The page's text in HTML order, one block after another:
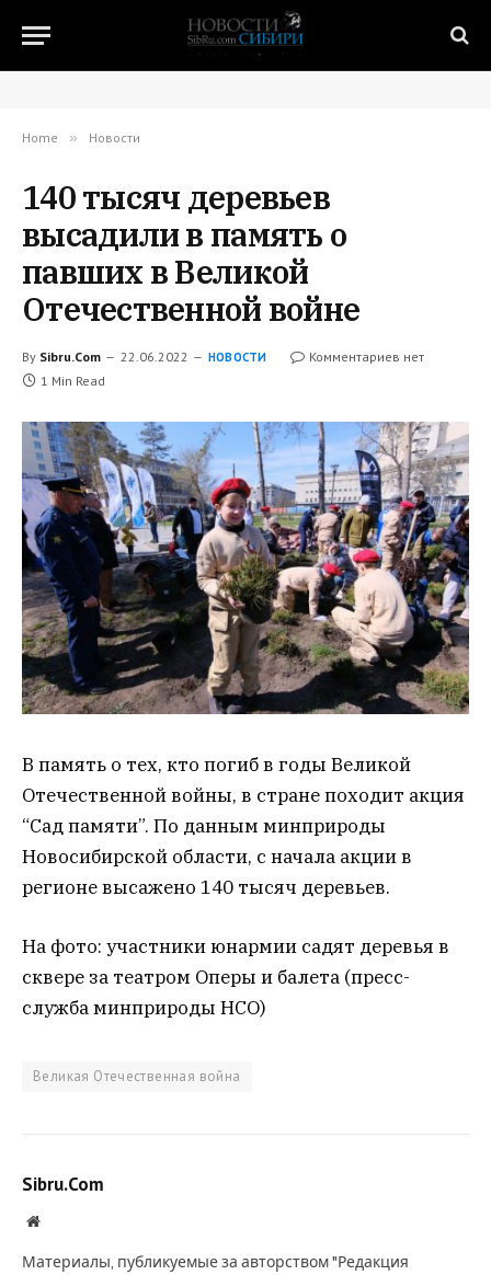
Home » Новости
140 тысяч деревьев
высадили в память о
павших в Великой
Отечественной войне
By Sibru.Com 22.06.2022 НОВОСТИ
Комментариев нет
1 Min Read
В память о тех, кто погиб в годы Великой
Отечественной войны, в стране походит акция
“Сад памяти”. По данным минприроды
Новосибирской области, с начала акции в
регионе высажено 140 тысяч деревьев.
На фото: участники юнармии садят деревья в
сквере за театром Оперы и балета (пресс-
служба минприроды НСО)
Великая Отечественная война
Sibru.Com
Website
Материалы, публикуемые за авторством "Редакция